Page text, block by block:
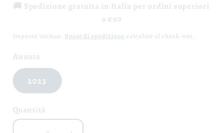
listino
🚚 Spedizione gratuita in Italia per ordini superiori
a €90
Imposte incluse. Spese di spedizione calcolate al check-out.
Annata
2023
Quantità